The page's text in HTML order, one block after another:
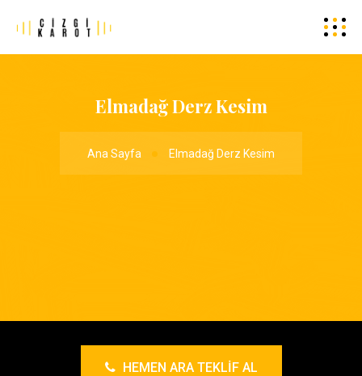
Elmadağ Derz Kesim
Ana Sayfa Elmadağ Derz Kesim
HEMEN ARA TEKLIF AL